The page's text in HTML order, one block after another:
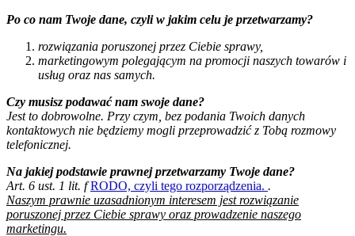
Po co nam Twoje dane, czyli w jakim celu je przetwarzamy?
rozwiązania poruszonej przez Ciebie sprawy,
marketingowym polegającym na promocji naszych towarów i
usług oraz nas samych.
Czy musisz podawać nam swoje dane?
Jest to dobrowolne. Przy czym, bez podania Twoich danych
kontaktowych nie będziemy mogli przeprowadzić z Tobą rozmowy
telefonicznej.
Na jakiej podstawie prawnej przetwarzamy Twoje dane?
Art. 6 ust. 1 lit. fRODO, czyli tego rozporządzenia. .
Naszym prawnie uzasadnionym interesem jest rozwiązanie
poruszonej przez Ciebie sprawy oraz prowadzenie naszego
marketingu.